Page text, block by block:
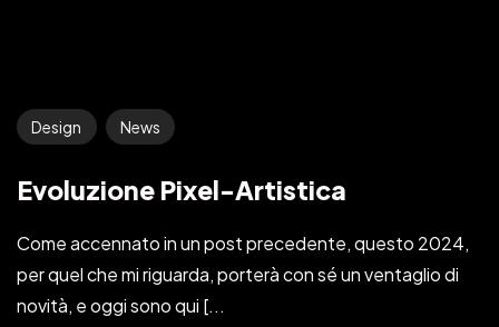
Design News
Evoluzione Pixel-Artistica
Come accennato in un post precedente, questo 2024,
per quel che mi riguarda, porterà con sé un ventaglio di
novità, e oggi sono qui [...